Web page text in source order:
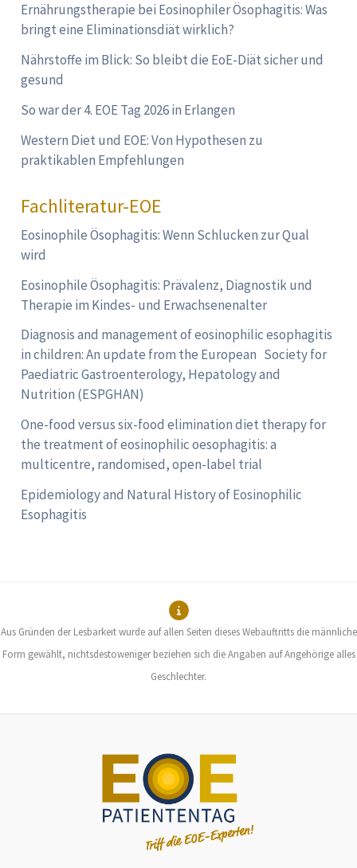
Ernährungstherapie bei Eosinophiler Ösophagitis: Was
bringt eine Eliminationsdiät wirklich?
Nährstoffe im Blick: So bleibt die EoE-Diät sicher und
gesund
So war der 4. EOE Tag 2026 in Erlangen
Western Diet und EOE: Von Hypothesen zu
praktikablen Empfehlungen
Fachliteratur-EOE
Eosinophile Ösophagitis: Wenn Schlucken zur Qual
wird
Eosinophile Ösophagitis: Prävalenz, Diagnostik und
Therapie im Kindes- und Erwachsenenalter
Diagnosis and management of eosinophilic esophagitis
in children: An update from the European Society for
Paediatric Gastroenterology, Hepatology and
Nutrition (ESPGHAN)
One-food versus six-food elimination diet therapy for
the treatment of eosinophilic oesophagitis: a
multicentre, randomised, open-label trial
Epidemiology and Natural History of Eosinophilic
Esophagitis
Aus Gründen der Lesbarkeit wurde auf allen Seiten dieses Webauftritts die männliche
Form gewählt, nichtsdestoweniger beziehen sich die Angaben auf Angehörige alles
Geschlechter.